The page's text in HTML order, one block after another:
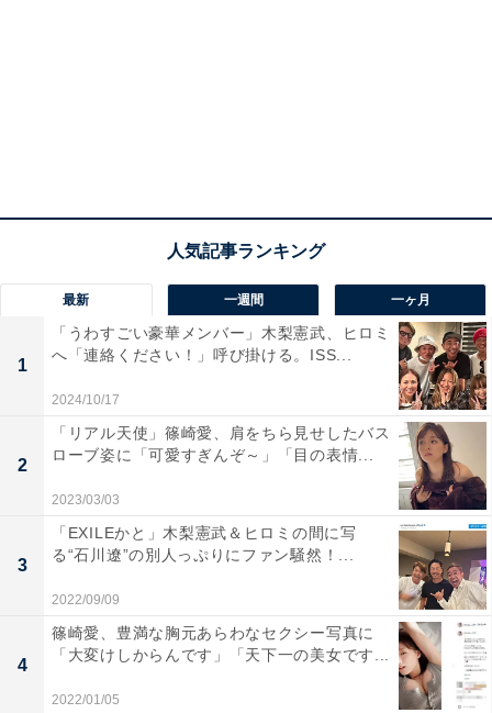
最新 一週間 一ヶ月
1
「うわすごい豪華メンバー」木梨憲武、ヒロミ
へ「連絡ください！」呼び掛ける。ISS...
2024/10/17
2
「リアル天使」篠崎愛、肩をちら見せしたバス
ローブ姿に「可愛すぎんぞ～」「目の表情...
2023/03/03
3
「EXILEかと」木梨憲武＆ヒロミの間に写
る“石川遼”の別人っぷりにファン騒然！...
2022/09/09
4
篠崎愛、豊満な胸元あらわなセクシー写真に
「大変けしからんです」「天下一の美女です...
2022/01/05